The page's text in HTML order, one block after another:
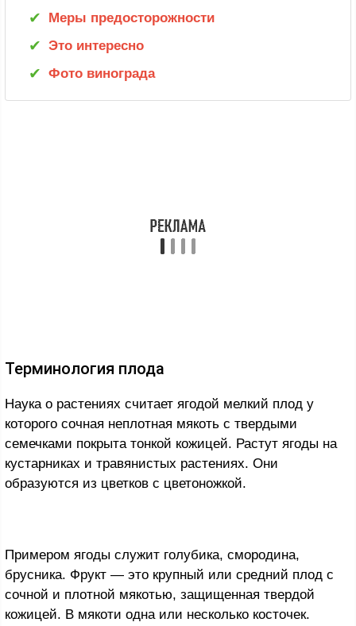
Меры предосторожности
Это интересно
Фото винограда
Терминология плода
Наука о растениях считает ягодой мелкий плод у
которого сочная неплотная мякоть с твердыми
семечками покрыта тонкой кожицей. Растут ягоды на
кустарниках и травянистых растениях. Они
образуются из цветков с цветоножкой.
Примером ягоды служит голубика, смородина,
брусника. Фрукт — это крупный или средний плод с
сочной и плотной мякотью, защищенная твердой
кожицей. В мякоти одна или несколько косточек.